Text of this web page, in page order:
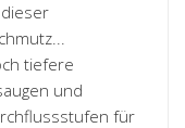
tiefere
und
für